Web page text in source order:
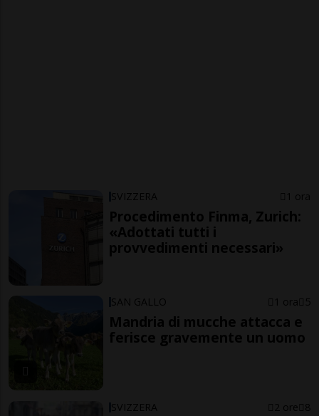
SVIZZERA 1 ora
Procedimento Finma, Zurich:
«Adottati tutti i
provvedimenti necessari»
SAN GALLO 1 ora 5
Mandria di mucche attacca e
ferisce gravemente un uomo
SVIZZERA 2 ore 8